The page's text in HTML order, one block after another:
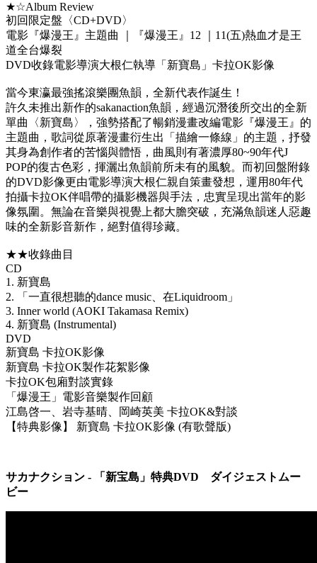
★☆Album Review
初回限定盤〈CD+DVD〉
電影『爆漫王』主題曲 ｜『爆漫王』12 ｜11(五)熱血才是王
道全台爆裂
DVD收錄電影導演大根仁執導「新寶島」卡拉OK影像
當今東瀛最強搖滾樂團魚韻，全新代表作誕生！
許久未推出新作的sakanaction魚韻，經過沉潛後所交出的全新
單曲〈新寶島〉，強勢搭配了暢銷漫畫改編電影『爆漫王』的
主題曲，歌詞從原著漫畫衍生出「描繪一條線」的主題，抒發
其身為創作者的苦惱與體悟，曲風則有著濃厚80~90年代J
POP的復古色彩，揮灑出魚韻前所未有的風貌。而初回盤附錄
的DVD影像更由電影導演大根仁親自策畫發想，運用80年代
拍攝卡拉OK伴唱帶的攝影機器與手法，忠實呈現出當年的影
像氛圍。無論在音樂與視覺上都大膽突破，充滿魚韻迷人惡趣
味的全新影音新作，絕對值得珍藏。
★★收錄曲目
CD
1. 新寶島
2. 「一直很想聽的dance music、在Liquidroom」
3. Inner world (AOKI Takamasa Remix)
4. 新寶島 (Instrumental)
DVD
新寶島 卡拉OK影像
新寶島 卡拉OK製作花絮影像
卡拉OK包廂對談實錄
「爆漫王」電影音樂製作回顧
江島啓一、岩寺基晴、岡崎英美 卡拉OK&對談
【特典影像】 新寶島 卡拉OK影像 (有歌聲版)
サカナクション - 「新宝島」特典DVD ダイジェストムー
ビー